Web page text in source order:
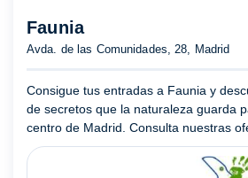
Faunia
Avda. de las Comunidades, 28, Madrid
Consigue tus entradas a Faunia y
de secretos que la naturaleza guarda
centro de Madrid. Consulta nuestras
entradas infantiles, seniors y